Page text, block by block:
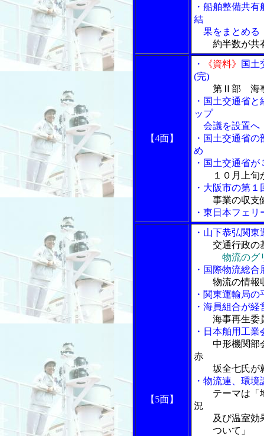
・船舶整備共
結
果をまとめる
約半数が共
【4面】
・ 《資料》
国土
(完)
第Ⅱ部 海
・国土交通省
ップ
会議を設置へ
・国土交通省
め
・国土交通省
１０月上
・大阪市の第
事業の収支
・東日本フェ
【5面】
・山下恭弘関
交通行政の
物流のグ
・国際物流総
物流の情報
・関東運輸局
・海員組合が
海事再生委
・日本舶用工
中形機関部
赤
坂全七氏が
・物流連、環
テーマは「
況
及び温室効果
ついて」